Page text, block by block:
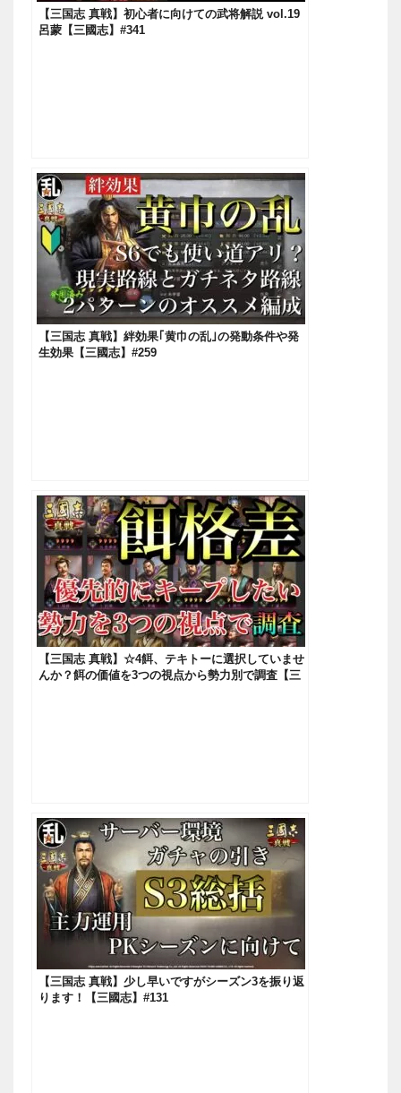
【三国志 真戦】初心者に向けての武将解説 vol.19
呂蒙【三國志】#341
【三国志 真戦】絆効果｢黄巾の乱｣の発動条件や発
生効果【三國志】#259
【三国志 真戦】☆4餌、テキトーに選択していませ
んか？餌の価値を3つの視点から勢力別で調査【三
【三国志 真戦】少し早いですがシーズン3を振り返
ります！【三國志】#131